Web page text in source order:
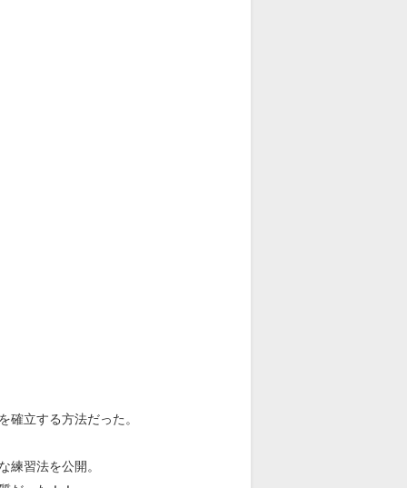
確立する方法だった。
練習法を公開。